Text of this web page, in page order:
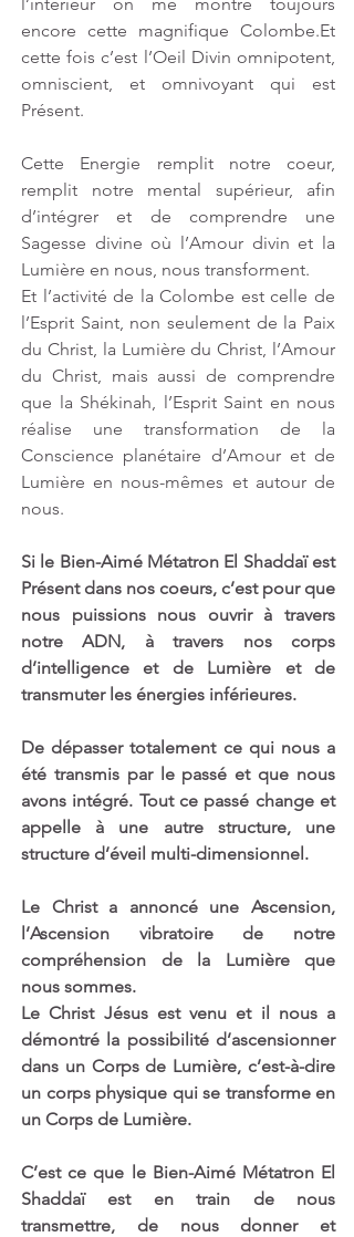
encore cette magnifique Colombe.Et
cette fois c’est l’Oeil Divin omnipotent,
omniscient, et omnivoyant qui est
Présent.
Cette Energie remplit notre coeur,
remplit notre mental supérieur, afin
d’intégrer et de comprendre une
Sagesse divine où l’Amour divin et la
Lumière en nous, nous transforment.
Et l’activité de la Colombe est celle de
l’Esprit Saint, non seulement de la Paix
du Christ, la Lumière du Christ, l’Amour
du Christ, mais aussi de comprendre
que la Shékinah, l’Esprit Saint en nous
réalise une transformation de la
Conscience planétaire d’Amour et de
Lumière en nous-mêmes et autour de
nous.
Si le Bien-Aimé Métatron El Shaddaï est
Présent dans nos coeurs, c’est pour que
nous puissions nous ouvrir à travers
notre ADN, à travers nos corps
d’intelligence et de Lumière et de
transmuter les énergies inférieures.
De dépasser totalement ce qui nous a
été transmis par le passé et que nous
avons intégré. Tout ce passé change et
appelle à une autre structure, une
structure d’éveil multi-dimensionnel.
Le Christ a annoncé une Ascension,
l’Ascension vibratoire de notre
compréhension de la Lumière que
nous sommes.
Le Christ Jésus est venu et il nous a
démontré la possibilité d’ascensionner
dans un Corps de Lumière, c’est-à-dire
un corps physique qui se transforme en
un Corps de Lumière.
C’est ce que le Bien-Aimé Métatron El
Shaddaï est en train de nous
transmettre, de nous donner et